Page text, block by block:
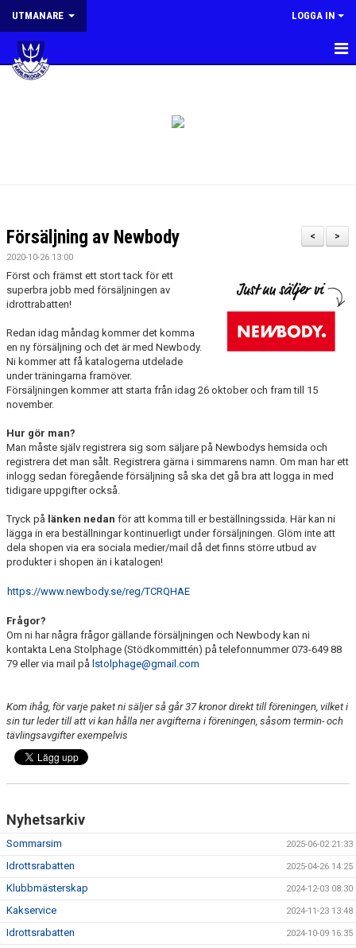
UTMANARE LOGGA IN
HEM
>
<
Försäljning av Newbody
2020-10-26 13:00
Först och främst ett stort tack för ett
superbra jobb med försäljningen av
idrottrabatten!
Redan idag måndag kommer det komma
en ny försäljning och det är med Newbody.
Ni kommer att få katalogerna utdelade
under träningarna framöver.
Försäljningen kommer att starta från idag 26 oktober och fram till 15
november.
Hur gör man?
Man måste själv registrera sig som säljare på Newbodys hemsida och
registrera det man sålt. Registrera gärna i simmarens namn. Om man har ett
inlogg sedan föregående försäljning så ska det gå bra att logga in med
tidigare uppgifter också.
Tryck på länken nedan för att komma till er beställningssida. Här kan ni
lägga in era beställningar kontinuerligt under försäljningen. Glöm inte att
dela shopen via era sociala medier/mail då det finns större utbud av
produkter i shopen än i katalogen!
https://www.newbody.se/reg/TCRQHAE
Frågor?
Om ni har några frågor gällande försäljningen och Newbody kan ni
kontakta Lena Stolphage (Stödkommittén) på telefonnummer 073-649 88
79 eller via mail på lstolphage@gmail.com
Kom ihåg, för varje paket ni säljer så går 37 kronor direkt till föreningen, vilket i
sin tur leder till att vi kan hålla ner avgifterna i föreningen, såsom termin- och
tävlingsavgifter exempelvis
Nyhetsarkiv
Sommarsim 2025-06-02 21:33
Idrottsrabatten 2025-04-26 14:25
Klubbmästerskap 2024-12-03 08:30
Kakservice 2024-11-23 13:48
Idrottsrabatten 2024-10-09 16:35